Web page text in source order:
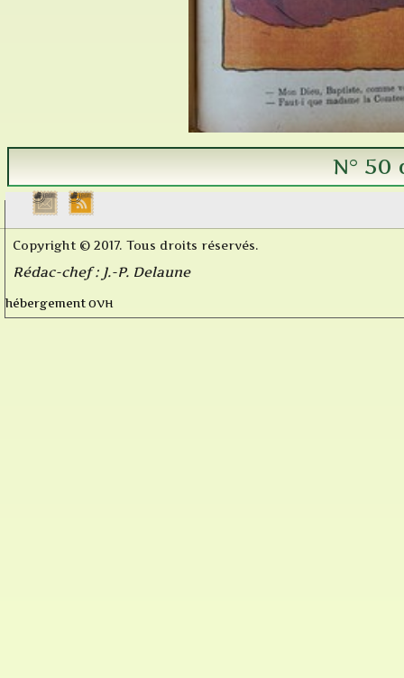
N° 50
Copyright © 2017. Tous droits réservés.
Rédac-chef : J.-P. Delaune
hébergement OVH